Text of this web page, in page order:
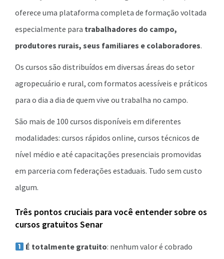
oferece uma plataforma completa de formação voltada
especialmente para trabalhadores do campo,
produtores rurais, seus familiares e colaboradores.
Os cursos são distribuídos em diversas áreas do setor
agropecuário e rural, com formatos acessíveis e práticos
para o dia a dia de quem vive ou trabalha no campo.
São mais de 100 cursos disponíveis em diferentes
modalidades: cursos rápidos online, cursos técnicos de
nível médio e até capacitações presenciais promovidas
em parceria com federações estaduais. Tudo sem custo
algum.
Três pontos cruciais para você entender sobre os
cursos gratuitos Senar
É totalmente gratuito: nenhum valor é cobrado